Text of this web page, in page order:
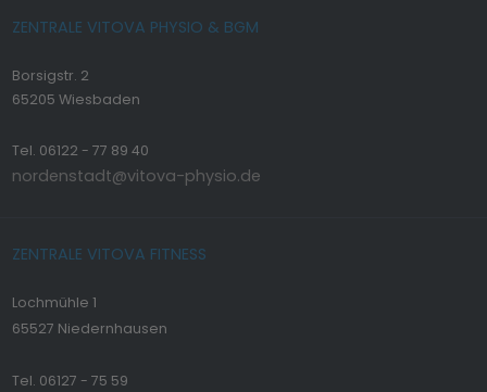
ZENTRALE VITOVA PHYSIO & BGM
Borsigstr. 2
65205 Wiesbaden
Tel. 06122 - 77 89 40
nordenstadt@vitova-physio.de
ZENTRALE VITOVA FITNESS
Lochmühle 1
65527 Niedernhausen
Tel. 06127 - 75 59